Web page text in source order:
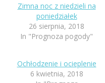
Zimna noc z niedzieli na
poniedziałek
26 sierpnia, 2018
In "Prognoza pogody"
Ochłodzenie i ocieplenie
6 kwietnia, 2018